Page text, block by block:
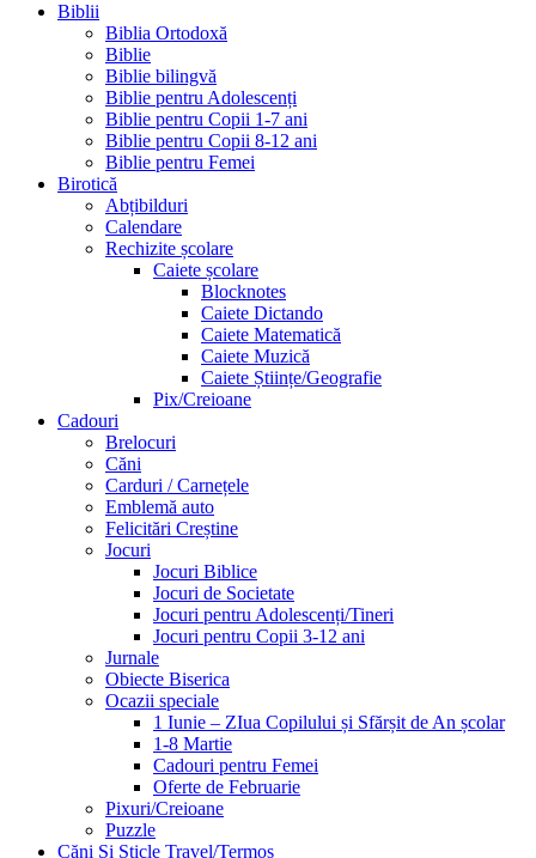
Biblii
Biblia Ortodoxă
Biblie
Biblie bilingvă
Biblie pentru Adolescenți
Biblie pentru Copii 1-7 ani
Biblie pentru Copii 8-12 ani
Biblie pentru Femei
Birotică
Abțibilduri
Calendare
Rechizite școlare
Caiete școlare
Blocknotes
Caiete Dictando
Caiete Matematică
Caiete Muzică
Caiete Științe/Geografie
Pix/Creioane
Cadouri
Brelocuri
Căni
Carduri / Carnețele
Emblemă auto
Felicitări Creștine
Jocuri
Jocuri Biblice
Jocuri de Societate
Jocuri pentru Adolescenți/Tineri
Jocuri pentru Copii 3-12 ani
Jurnale
Obiecte Biserica
Ocazii speciale
1 Iunie – ZIua Copilului și Sfărșit de An școlar
1-8 Martie
Cadouri pentru Femei
Oferte de Februarie
Pixuri/Creioane
Puzzle
Căni Și Sticle Travel/Termos